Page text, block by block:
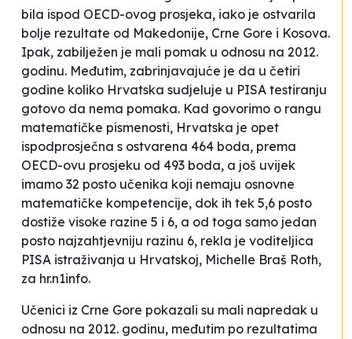
bila ispod OECD-ovog prosjeka, iako je ostvarila
bolje rezultate od Makedonije, Crne Gore i Kosova.
Ipak, zabilježen je mali pomak u odnosu na 2012.
godinu. Međutim, zabrinjavajuće je da u četiri
godine koliko Hrvatska sudjeluje u PISA testiranju
gotovo da nema pomaka. Kad govorimo o rangu
matematičke pismenosti, Hrvatska je opet
ispodprosječna s ostvarena 464 boda, prema
OECD-ovu prosjeku od 493 boda, a još uvijek
imamo 32 posto učenika koji nemaju osnovne
matematičke kompetencije, dok ih tek 5,6 posto
dostiže visoke razine 5 i 6, a od toga samo jedan
posto najzahtjevniju razinu 6, rekla je voditeljica
PISA istraživanja u Hrvatskoj, Michelle Braš Roth,
za hr.n1info.
Učenici iz Crne Gore pokazali su mali napredak u
odnosu na 2012. godinu, međutim po rezultatima